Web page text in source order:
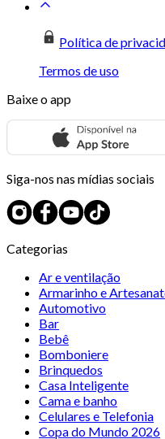
Política de
Termos de uso
Baixe o app
Siga-nos nas mídias sociais
Categorias
Ar e ventilação
Armarinho e
Automotivo
Bar
Bebê
Bomboniere
Brinquedos
Casa Inteligente
Cama e banho
Celulares e Telefonia
Copa do Mundo 2026